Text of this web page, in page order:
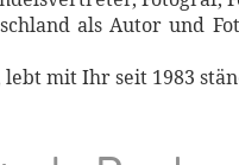
als Autor und
mit Ihr seit 1983